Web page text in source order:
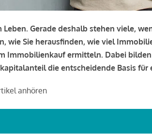
Gerade deshalb stehen viele,
wie Sie herausfinden, wie viel
Immobilienkauf ermitteln. Dabei
die entscheidende Basis für
anhören